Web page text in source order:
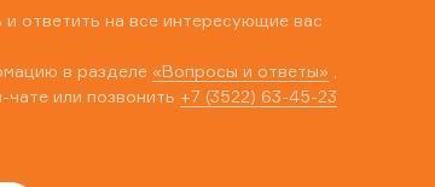
ответить на все интересующие вас
в разделе «Вопросы и ответы»
или позвонить +7 (3522) 63-45-23